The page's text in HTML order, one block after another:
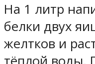
На 1 литр
белки двух
желтков и